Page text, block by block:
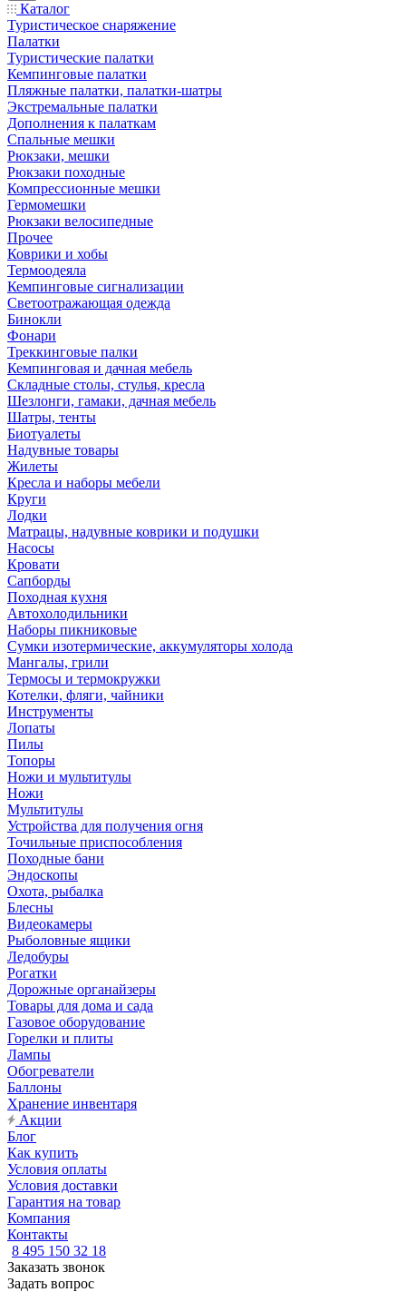
Каталог
Туристическое снаряжение
Палатки
Туристические палатки
Кемпинговые палатки
Пляжные палатки, палатки-шатры
Экстремальные палатки
Дополнения к палаткам
Спальные мешки
Рюкзаки, мешки
Рюкзаки походные
Компрессионные мешки
Гермомешки
Рюкзаки велосипедные
Прочее
Коврики и хобы
Термоодеяла
Кемпинговые сигнализации
Светоотражающая одежда
Бинокли
Фонари
Треккинговые палки
Кемпинговая и дачная мебель
Складные столы, стулья, кресла
Шезлонги, гамаки, дачная мебель
Шатры, тенты
Биотуалеты
Надувные товары
Жилеты
Кресла и наборы мебели
Круги
Лодки
Матрацы, надувные коврики и подушки
Насосы
Кровати
Сапборды
Походная кухня
Автохолодильники
Наборы пикниковые
Сумки изотермические, аккумуляторы холода
Мангалы, грили
Термосы и термокружки
Котелки, фляги, чайники
Инструменты
Лопаты
Пилы
Топоры
Ножи и мультитулы
Ножи
Мультитулы
Устройства для получения огня
Точильные приспособления
Походные бани
Эндоскопы
Охота, рыбалка
Блесны
Видеокамеры
Рыболовные ящики
Ледобуры
Рогатки
Дорожные органайзеры
Товары для дома и сада
Газовое оборудование
Горелки и плиты
Лампы
Обогреватели
Баллоны
Хранение инвентаря
Акции
Блог
Как купить
Условия оплаты
Условия доставки
Гарантия на товар
Компания
Контакты
8 495 150 32 18
Заказать звонок
Задать вопрос